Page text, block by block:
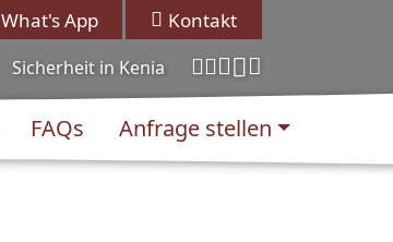
What's App Kontakt
FAQs Anfrage stellen
Sicherheit in Kenia